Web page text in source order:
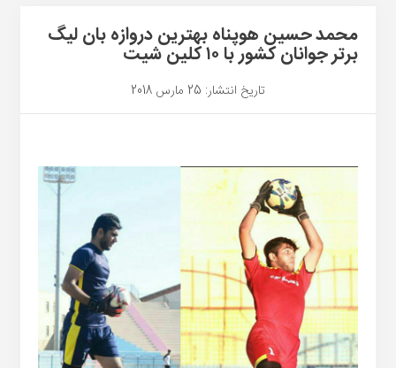
محمد حسین هوپناه بهترین دروازه بان لیگ
برتر جوانان کشور با ۱۰ کلین شیت
تاریخ انتشار: 25 مارس 2018